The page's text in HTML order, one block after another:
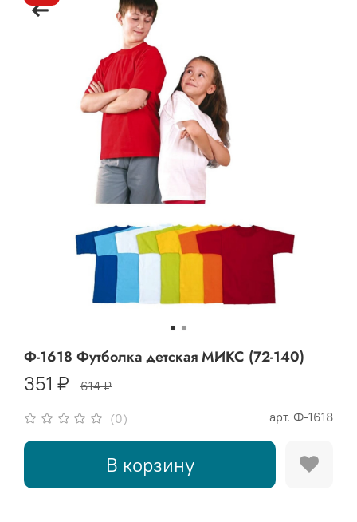
(0) арт. Ф-1618
Ф-1618 Футболка детская МИКС (72-140)
351 ₽ 614 ₽
В корзину